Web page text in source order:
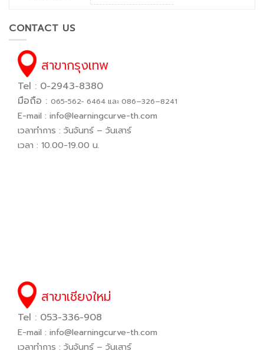
CONTACT US
สาขากรุงเทพ
Tel : 0-2943-8380
มือถือ : 065−562− 6464 และ 086–326–8241
E-mail : info@learningcurve-th.com
เวลาทำการ : วันจันทร์ – วันเสาร์
เวลา : 10.00-19.00 น.
สาขาเชียงใหม่
Tel : 053-336-908
E-mail : info@learningcurve-th.com
เวลาทำการ : วันจันทร์ – วันเสาร์